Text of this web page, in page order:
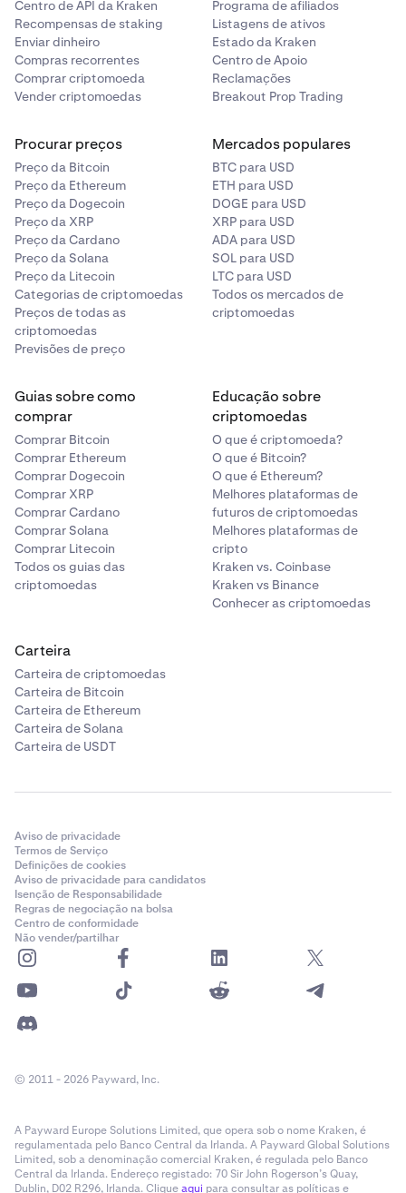
Centro de API da Kraken
Recompensas de staking
Enviar dinheiro
Compras recorrentes
Comprar criptomoeda
Vender criptomoedas
Programa de afiliados
Listagens de ativos
Estado da Kraken
Centro de Apoio
Reclamações
Breakout Prop Trading
Procurar preços
Preço da Bitcoin
Preço da Ethereum
Preço da Dogecoin
Preço da XRP
Preço da Cardano
Preço da Solana
Preço da Litecoin
Categorias de criptomoedas
Preços de todas as
criptomoedas
Previsões de preço
Mercados populares
BTC para USD
ETH para USD
DOGE para USD
XRP para USD
ADA para USD
SOL para USD
LTC para USD
Todos os mercados de
criptomoedas
Guias sobre como
comprar
Comprar Bitcoin
Comprar Ethereum
Comprar Dogecoin
Comprar XRP
Comprar Cardano
Comprar Solana
Comprar Litecoin
Todos os guias das
criptomoedas
Educação sobre
criptomoedas
O que é criptomoeda?
O que é Bitcoin?
O que é Ethereum?
Melhores plataformas de
futuros de criptomoedas
Melhores plataformas de
cripto
Kraken vs. Coinbase
Kraken vs Binance
Conhecer as criptomoedas
Carteira
Carteira de criptomoedas
Carteira de Bitcoin
Carteira de Ethereum
Carteira de Solana
Carteira de USDT
Aviso de privacidade
Termos de Serviço
Definições de cookies
Aviso de privacidade para candidatos
Isenção de Responsabilidade
Regras de negociação na bolsa
Centro de conformidade
Não vender/partilhar
© 2011 - 2026 Payward, Inc.
A Payward Europe Solutions Limited, que opera sob o nome Kraken, é
regulamentada pelo Banco Central da Irlanda. A Payward Global Solutions
Limited, sob a denominação comercial Kraken, é regulada pelo Banco
Central da Irlanda. Endereço registado: 70 Sir John Rogerson’s Quay,
Dublin, D02 R296, Irlanda. Cliqueaqui para consultar as políticas e